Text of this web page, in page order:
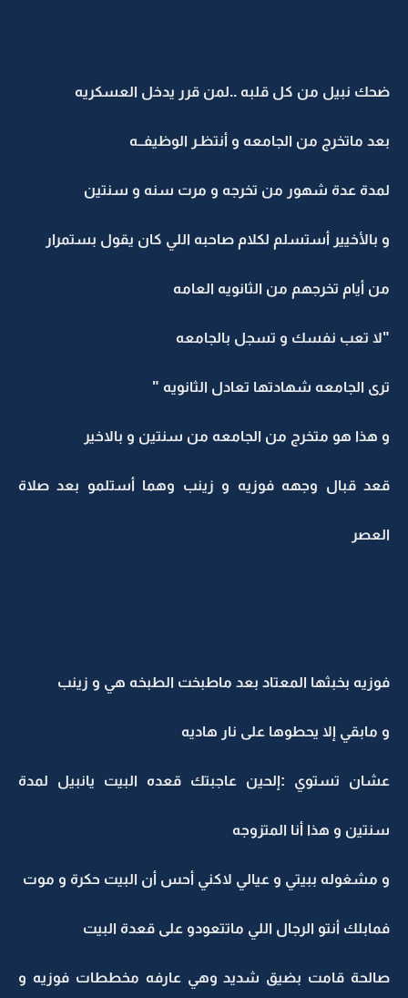
ضحك نبيل من كل قلبه ..لمن قرر يدخل العسكريه
بعد ماتخرج من الجامعه و أنتظـر الوظيفــه
لمدة عدة شهور من تخرجه و مرت سنه و سنتين
و بالأخيير أستسلم لكلام صاحبه اللي كان يقول بستمرار
من أيام تخرجهم من الثانويه العامه
"لا تعب نفسك و تسجل بالجامعه
ترى الجامعه شهادتها تعادل الثانويه "
و هذا هو متخرج من الجامعه من سنتين و بالاخير
قعد قبال وجهه فوزيه و زينب وهما أستلمو بعد صلاة
العصر
فوزيه بخبثها المعتاد بعد ماطبخت الطبخه هي و زينب
و مابقي إلا يحطوها على نار هاديه
عشان تستوي :إلحين عاجبتك قعده البيت يانبيل لمدة
سنتين و هذا أنا المتزوجه
و مشغوله ببيتي و عيالي لاكني أحس أن البيت حكرة و موت
فمابلك أنتو الرجال اللي ماتتعودو على قعدة البيت
صالحة قامت بضيق شديد وهي عارفه مخططات فوزيه و